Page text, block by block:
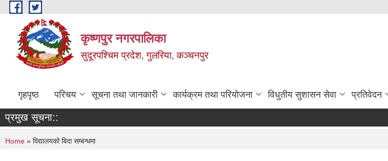
Skip to main content
कृष्णपुर नगरपालिका
सुदूरपश्चिम प्रदेश, गुलरिया, कञ्चनपुर
गृहपृष्ठ परिचय सूचना तथा जानकारी कार्यक्रम तथा परियोजना विधुतीय सुशासन सेवा प्रतिवेदन
प्रमुख सूचना::
You are here
Home » विद्यालयको बिदा सम्बन्धमा